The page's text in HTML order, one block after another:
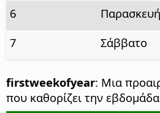
6
Παρασκευή
7
Σάββατο
firstweekofyear: Μια
που καθορίζει την